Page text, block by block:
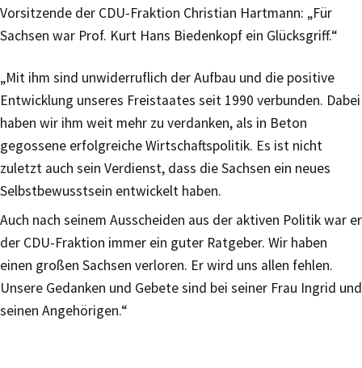
Vorsitzende der CDU-Fraktion Christian Hartmann: „Für
Sachsen war Prof. Kurt Hans Biedenkopf ein Glücksgriff.“
„Mit ihm sind unwiderruflich der Aufbau und die positive
Entwicklung unseres Freistaates seit 1990 verbunden. Dabei
haben wir ihm weit mehr zu verdanken, als in Beton
gegossene erfolgreiche Wirtschaftspolitik. Es ist nicht
zuletzt auch sein Verdienst, dass die Sachsen ein neues
Selbstbewusstsein entwickelt haben.
Auch nach seinem Ausscheiden aus der aktiven Politik war er
der CDU-Fraktion immer ein guter Ratgeber. Wir haben
einen großen Sachsen verloren. Er wird uns allen fehlen.
Unsere Gedanken und Gebete sind bei seiner Frau Ingrid und
seinen Angehörigen.“